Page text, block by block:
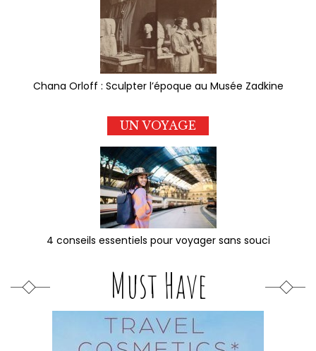
Chana Orloff : Sculpter l’époque au Musée Zadkine
UN VOYAGE
4 conseils essentiels pour voyager sans souci
Must Have